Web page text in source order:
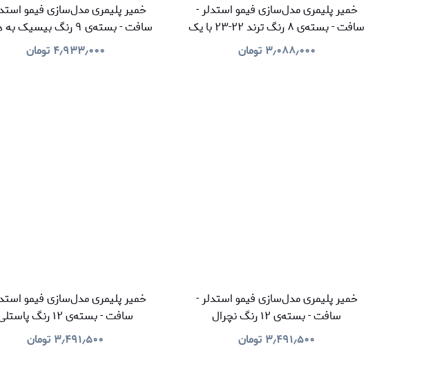
خمیر پلیمری مدل‌سازی فیمو استدلر -
سافت - بسته‌ی ۸ رنگ ترند ۲۲-۲۳ با یک
دستبند
۳٫۰۸۸٫۰۰۰ تومان
خمیر پلیمری مدل‌سازی فیمو
سافت - بسته‌ی ۹ رنگ بیسیک‌
وارنیش و ابزار
۴٫۹۳۳٫۰۰۰ تومان
خمیر پلیمری مدل‌سازی فیمو استدلر -
سافت - بسته‌ی ۱۲ رنگ نچرال
۳٫۴۹۱٫۵۰۰ تومان
خمیر پلیمری مدل‌سازی فیمو
سافت - بسته‌ی ۱۲ رنگ پاستلی
۳٫۴۹۱٫۵۰۰ تومان